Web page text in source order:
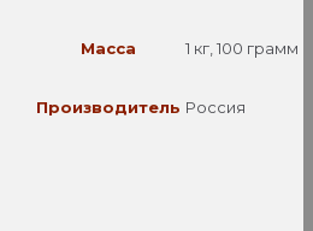
Масса 1 кг, 100 грамм
Производитель Россия